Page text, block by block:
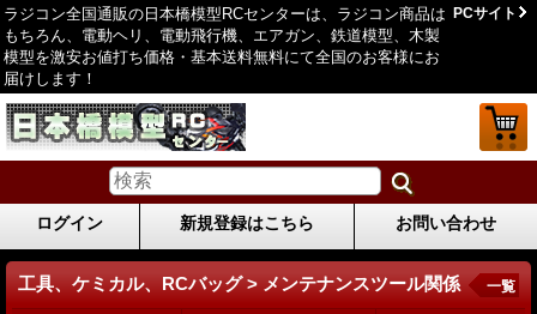
ラジコン全国通販の日本橋模型RCセンターは、ラジコン商品は
もちろん、電動ヘリ、電動飛行機、エアガン、鉄道模型、木製
模型を激安お値打ち価格・基本送料無料にて全国のお客様にお
届けします！
PCサイト
ログイン 新規登録はこちら お問い合わせ
工具、ケミカル、RCバッグ > メンテナンスツール関係 一覧